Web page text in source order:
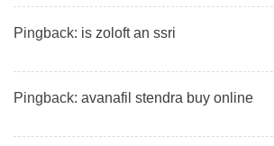
Pingback: is zoloft an ssri
Pingback: avanafil stendra buy online